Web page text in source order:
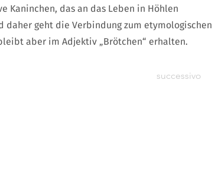
Kaninchen, das an das Leben in Höhlen
daher geht die Verbindung zum etymologischen
aber im Adjektiv „Brötchen“ erhalten.
successivo